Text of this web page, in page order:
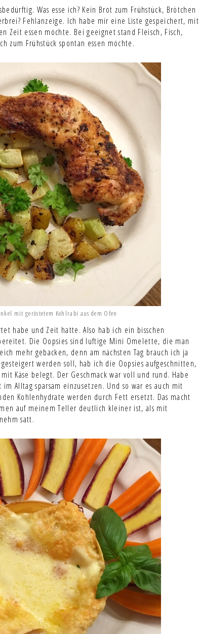
Was esse ich? Kein Brot zum Frühstück, Brötchen
Fehlanzeige. Ich habe mir eine Liste gespeichert, mit
Zeit essen möchte. Bei geeignet stand Fleisch, Fisch,
zum Frühstück spontan essen möchte.
mit geröstetem Kohlrabi aus dem Ofen
habe und Zeit hatte. Also hab ich ein bisschen
Die Oopsies sind luftige Mini Omelette, die man
mehr gebacken, denn am nächsten Tag brauch ich ja
werden soll, hab ich die Oopsies aufgeschnitten,
Käse belegt. Der Geschmack war voll und rund. Habe
Alltag sparsam einzusetzen. Und so war es auch mit
Kohlenhydrate werden durch Fett ersetzt. Das macht
auf meinem Teller deutlich kleiner ist, als mit
satt.